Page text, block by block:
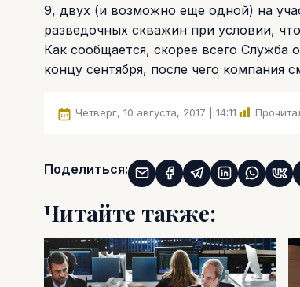
9, двух (и возможно еще одной) на
разведочных скважин при условии,
Как сообщается, скорее всего
концу сентября, после чего компания
Четверг, 10 августа, 2017 | 14:11
Поделиться:
Читайте также: